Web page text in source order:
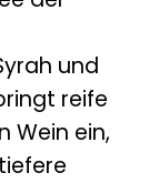
und
reife
Wein ein,